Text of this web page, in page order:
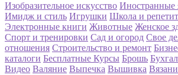
Изобразительное искусство Иностранные
Имидж и стиль Игрушки Школа и
Электронные книги Животные Женское
Спорт и тренировки Сад и огород Свое
отношения Строительство и ремонт
каталоги Бесплатные Курсы Брошь
Видео Валяние Выпечка Вышивка